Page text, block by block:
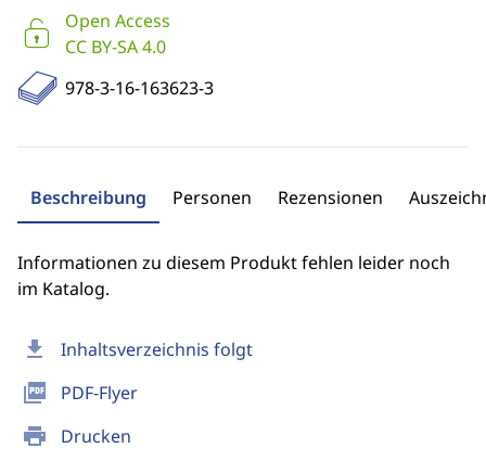
download Inhaltsverzeichnis folgt
picture_as_pdf PDF-Flyer
print Drucken
Open Access
CC BY-SA 4.0
978-3-16-163623-3
Beschreibung Personen Rezensionen
Informationen zu diesem Produkt fehlen leider noch
im Katalog.